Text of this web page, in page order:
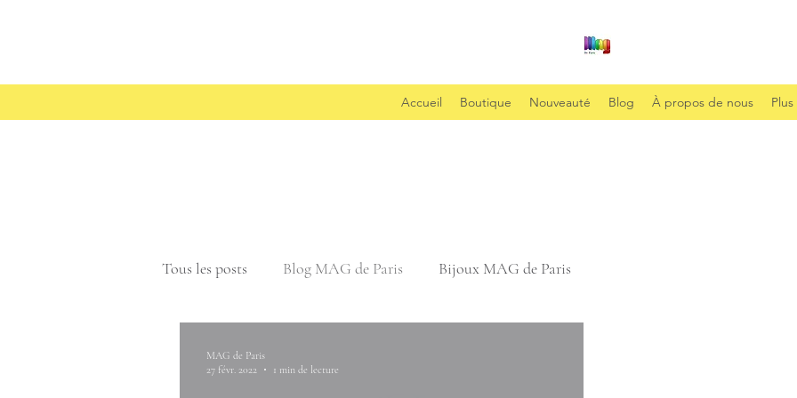
Accueil Boutique Nouveauté Blog À propos de nous Plus
Tous les posts Blog MAG de Paris Bijoux MAG de Paris
MAG de Paris
27 févr. 2022
1 min de lecture